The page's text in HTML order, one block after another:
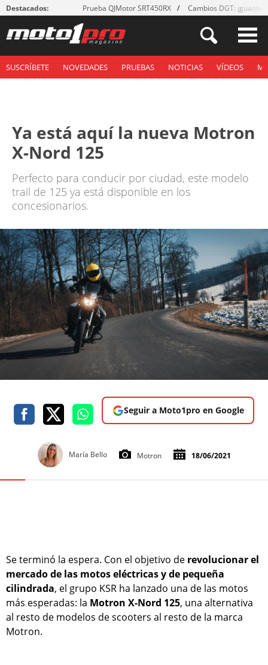
Destacados: Prueba QJMotor SRT450RX Cambios DGT: ¡guantes!
SUSCRÍBETE NOVEDADES PRUEBAS NOTICIAS VÍDEOS
Ya está aquí la nueva Motron
X-Nord 125
Perfecto para conducir por ciudad, este modelo
trail de 125 ya está disponible en los
concesionarios.
Seguir a Moto1pro en Google
María Bello Motron 18/06/2021
Se terminó la espera. Con el objetivo de revolucionar el
mercado de las motos eléctricas y de pequeña
cilindrada, el grupo KSR ha lanzado una de las motos
más esperadas: la Motron X-Nord 125, una alternativa
al resto de modelos de scooters al resto de la marca
Motron.